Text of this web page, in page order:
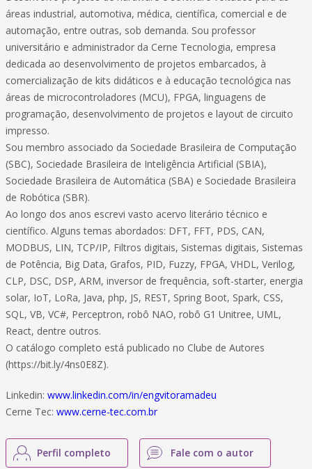
áreas industrial, automotiva, médica, científica, comercial e de
automação, entre outras, sob demanda. Sou professor
universitário e administrador da Cerne Tecnologia, empresa
dedicada ao desenvolvimento de projetos embarcados, à
comercialização de kits didáticos e à educação tecnológica nas
áreas de microcontroladores (MCU), FPGA, linguagens de
programação, desenvolvimento de projetos e layout de circuito
impresso.
Sou membro associado da Sociedade Brasileira de Computação
(SBC), Sociedade Brasileira de Inteligência Artificial (SBIA),
Sociedade Brasileira de Automática (SBA) e Sociedade Brasileira
de Robótica (SBR).
Ao longo dos anos escrevi vasto acervo literário técnico e
científico. Alguns temas abordados: DFT, FFT, PDS, CAN,
MODBUS, LIN, TCP/IP, Filtros digitais, Sistemas digitais, Sistemas
de Potência, Big Data, Grafos, PID, Fuzzy, FPGA, VHDL, Verilog,
CLP, DSC, DSP, ARM, inversor de frequência, soft-starter, energia
solar, IoT, LoRa, Java, php, JS, REST, Spring Boot, Spark, CSS,
SQL, VB, VC#, Perceptron, robô NAO, robô G1 Unitree, UML,
React, dentre outros.
O catálogo completo está publicado no Clube de Autores
(https://bit.ly/4ns0E8Z).
Linkedin: www.linkedin.com/in/engvitoramadeu
Cerne Tec: www.cerne-tec.com.br
Perfil completo Fale com o autor